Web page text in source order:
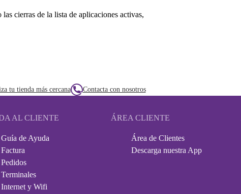
cierras de la lista de aplicaciones activas,
tu tienda más cercana Contacta con nosotros
AL CLIENTE
Guía de Ayuda
Factura
Pedidos
Terminales
Internet y Wifi
ÁREA CLIENTE
Área de Clientes
Descarga nuestra App